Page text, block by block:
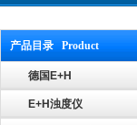
产品目录 Product
德国E+H
E+H浊度仪